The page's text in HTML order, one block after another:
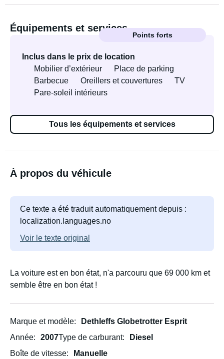
Équipements et services
Points forts
Inclus dans le prix de location
Mobilier d’extérieur
Place de parking
Barbecue
Oreillers et couvertures
TV
Pare-soleil intérieurs
Tous les équipements et services
À propos du véhicule
Ce texte a été traduit automatiquement depuis :
localization.languages.no
Voir le texte original
La voiture est en bon état, n'a parcouru que 69 000 km et
semble être en bon état !
Marque et modèle
Dethleffs Globetrotter Esprit
Année
2007Type de carburant
Diesel
Boîte de vitesse
Manuelle